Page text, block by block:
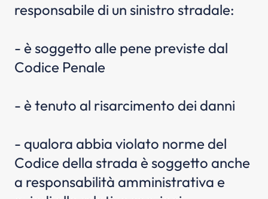
responsabile di un sinistro stradale:
- è soggetto alle pene previste dal
Codice Penale
- è tenuto al risarcimento dei danni
- qualora abbia violato norme del
Codice della strada è soggetto anche
a responsabilità amministrativa e